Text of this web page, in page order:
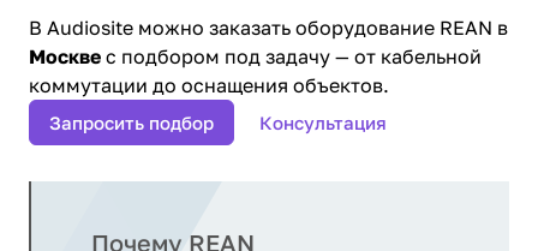
В Audiosite можно заказать оборудование REAN в
Москве с подбором под задачу — от кабельной
коммутации до оснащения объектов.
Запросить подбор Консультация
Почему REAN